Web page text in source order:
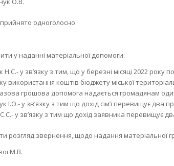
одноголосно
у наданні матеріальної допомоги:
Н.С.- у зв’язку з тим, що у березні місяці 2022
використання коштів бюджету міської
грошова допомога надається громадянам
І.О.- у зв’язку з тим що дохід сім’ї перевищує два
у зв’язку з тим що дохід заявника перевищує
розгляд звернення, щодо надання матеріальної
М.В.